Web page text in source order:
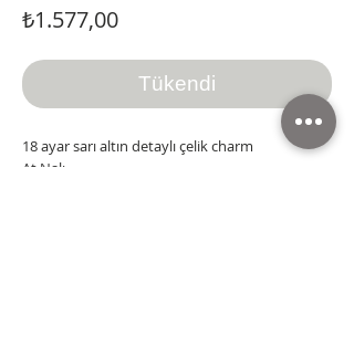
₺1.577,00Fiyat
Tükendi
18 ayar sarı altın detaylı çelik charm
At Nalı